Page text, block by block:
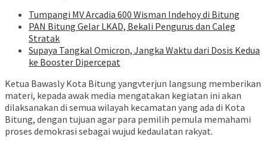
Tumpangi MV Arcadia 600 Wisman Indehoy di Bitung
PAN Bitung Gelar LKAD, Bekali Pengurus dan Caleg
Stratak
Supaya Tangkal Omicron, Jangka Waktu dari Dosis Kedua
ke Booster Dipercepat
Ketua Bawasly Kota Bitung yangvterjun langsung memberikan
materi, kepada awak media mengatakan kegiatan ini akan
dilaksanakan di semua wilayah kecamatan yang ada di Kota
Bitung, dengan tujuan agar para pemilih pemula memahami
proses demokrasi sebagai wujud kedaulatan rakyat.